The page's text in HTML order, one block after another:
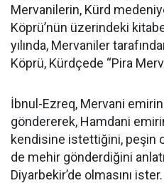
Mervanilerin, Kürd
Köprü’nün üzerindeki
yılında, Mervaniler
Köprü, Kürdçede “Pira
İbnul-Ezreq, Mervani
göndererek, Hamdani
kendisine istettiğini, peşin
de mehir gönderdiğini
Diyarbekir’de olmasını